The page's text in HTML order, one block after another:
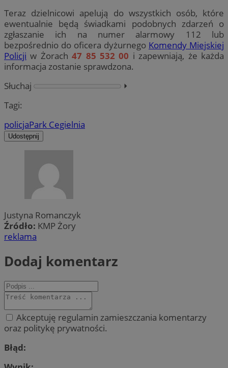
Teraz dzielnicowi apelują do wszystkich osób, które
ewentualnie będą świadkami podobnych zdarzeń o
zgłaszanie ich na numer alarmowy 112 lub
bezpośrednio do oficera dyżurnego Komendy Miejskiej
Policji w Żorach47 85 532 00 i zapewniają, że każda
informacja zostanie sprawdzona.
Słuchaj
⏵︎
Tagi:
policjaPark Cegielnia
Udostępnij
Justyna Romanczyk
Źródło: KMP Żory
reklama
Dodaj komentarz
Akceptuję regulamin zamieszczania komentarzy
oraz politykę prywatności.
Błąd: